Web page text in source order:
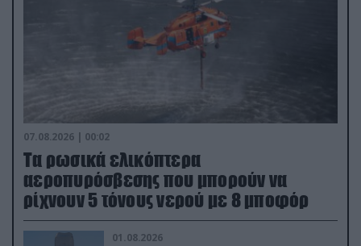
07.08.2026 | 00:02
Τα ρωσικά ελικόπτερα
αεροπυρόσβεσης που μπορούν να
ρίχνουν 5 τόνους νερού με 8 μποφόρ
01.08.2026